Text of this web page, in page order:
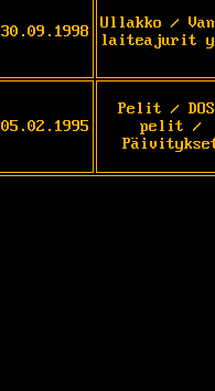
30.09.1998
Ullakko /
laiteajurit
05.02.1995
Pelit /
pelit /